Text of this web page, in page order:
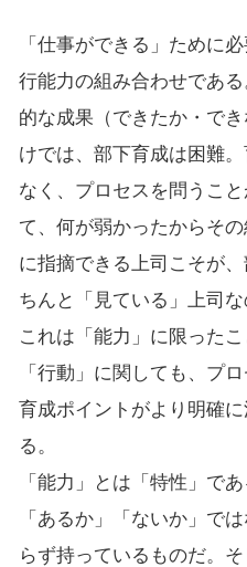
「仕事ができる」ために
行能力の組み合わせであ
的な成果（できたか・で
けでは、部下育成は困難
なく、プロセスを問うこ
て、何が弱かったからそ
に指摘できる上司こそが
ちんと「見ている」上司な
これは「能力」に限った
「行動」に関しても、プ
育成ポイントがより明確
る。
「能力」とは「特性」で
「あるか」「ないか」で
らず持っているものだ。